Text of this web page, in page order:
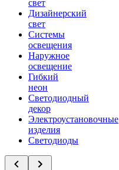
свет
Дизайнерский
свет
Системы
освещения
Наружное
освещение
Гибкий
неон
Светодиодный
декор
Электроустановочные
изделия
Светодиоды